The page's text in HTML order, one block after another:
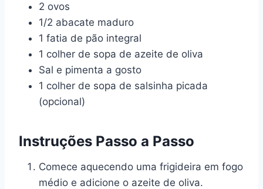
2 ovos
1/2 abacate maduro
1 fatia de pão integral
1 colher de sopa de azeite de oliva
Sal e pimenta a gosto
1 colher de sopa de salsinha picada
(opcional)
Instruções Passo a Passo
Comece aquecendo uma frigideira em fogo
médio e adicione o azeite de oliva.